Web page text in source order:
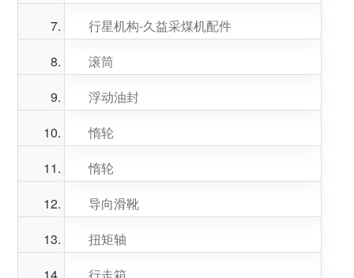
行星机构-久益采煤机配件
滚筒
浮动油封
惰轮
惰轮
导向滑靴
扭矩轴